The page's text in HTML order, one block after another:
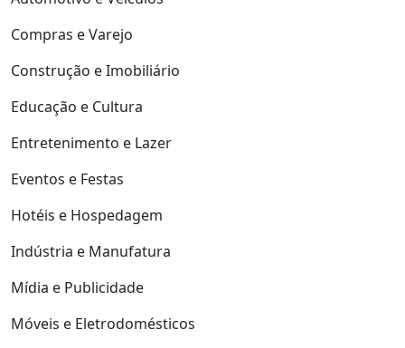
Compras e Varejo
Construção e Imobiliário
Educação e Cultura
Entretenimento e Lazer
Eventos e Festas
Hotéis e Hospedagem
Indústria e Manufatura
Mídia e Publicidade
Móveis e Eletrodomésticos